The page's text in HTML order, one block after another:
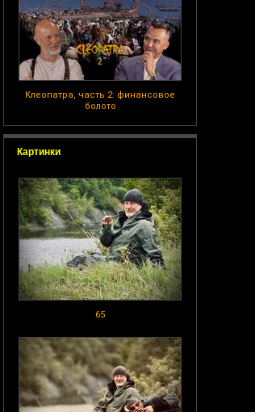
Клеопатра, часть 2: финансовое
болото
Картинки
65